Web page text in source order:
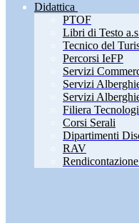
Didattica
PTOF
Libri di Testo
Tecnico del
Percorsi IeFP
Servizi
Servizi
Servizi
Filiera
Corsi Serali
Dipartimenti
RAV